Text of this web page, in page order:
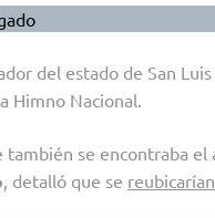
del estado de San
Himno Nacional.
se encontraba
, detalló que se